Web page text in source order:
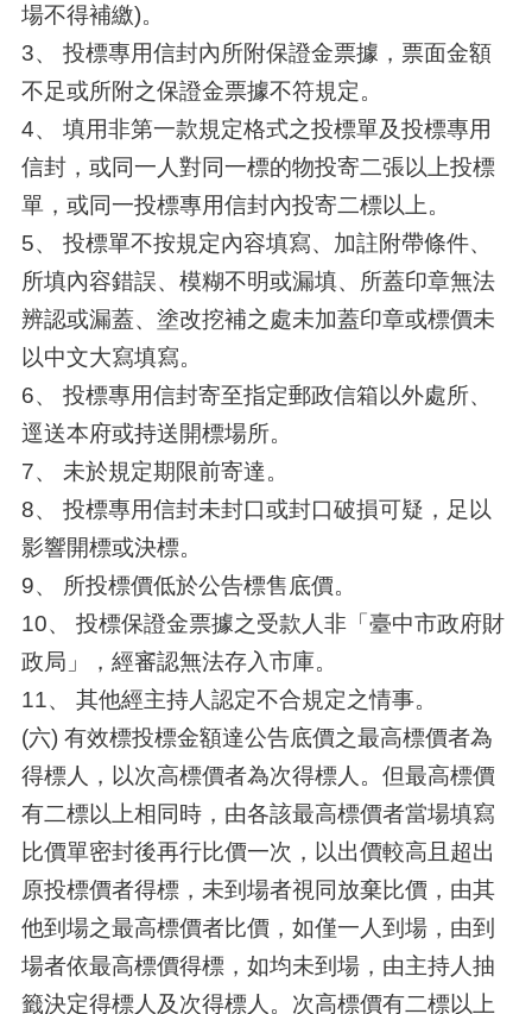
場不得補繳)。
3、 投標專用信封內所附保證金票據，票面金額
不足或所附之保證金票據不符規定。
4、 填用非第一款規定格式之投標單及投標專用
信封，或同一人對同一標的物投寄二張以上投標
單，或同一投標專用信封內投寄二標以上。
5、 投標單不按規定內容填寫、加註附帶條件、
所填內容錯誤、模糊不明或漏填、所蓋印章無法
辨認或漏蓋、塗改挖補之處未加蓋印章或標價未
以中文大寫填寫。
6、 投標專用信封寄至指定郵政信箱以外處所、
逕送本府或持送開標場所。
7、 未於規定期限前寄達。
8、 投標專用信封未封口或封口破損可疑，足以
影響開標或決標。
9、 所投標價低於公告標售底價。
10、 投標保證金票據之受款人非「臺中市政府財
政局」，經審認無法存入市庫。
11、 其他經主持人認定不合規定之情事。
(六) 有效標投標金額達公告底價之最高標價者為
得標人，以次高標價者為次得標人。但最高標價
有二標以上相同時，由各該最高標價者當場填寫
比價單密封後再行比價一次，以出價較高且超出
原投標價者得標，未到場者視同放棄比價，由其
他到場之最高標價者比價，如僅一人到場，由到
場者依最高標價得標，如均未到場，由主持人抽
籤決定得標人及次得標人。次高標價有二標以上